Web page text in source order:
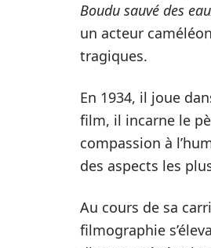
Boudu sauvé des
un acteur
tragiques.
En 1934, il joue
film, il incarne le
compassion à
des aspects les
Au cours de sa
filmographie